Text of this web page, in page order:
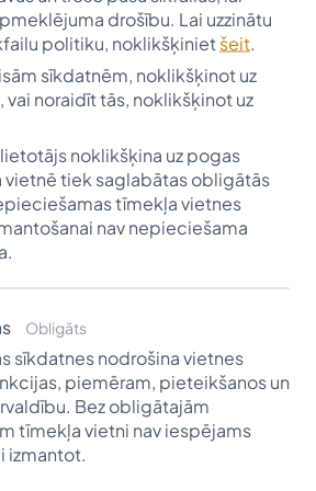
un Berndta Everts stipendiju
fondu papildina testamenta
ieskaitot 10 480 AUD. Ar Asjas
studijas uzsāks un turpinās
savulaik izteica
fondu un novēlēja šim mērķim
Austrālijas dolāru, uzticot to
lai īstenotos tas, par ko
jauniešos, ļaujot piepildīt
Viedu Šelliju.
drošību. Lai uzzinātu
politiku, noklikšķiniet šeit.
sīkdatnēm, noklikšķinot uz
vai noraidīt tās, noklikšķinot uz
noklikšķina uz pogas
vietnē tiek saglabātas obligātās
tīmekļa vietnes
nav nepieciešama
Obligāts
sīkdatnes nodrošina vietnes
piemēram, pieteikšanos un
Bez obligātajām
tīmekļa vietni nav iespējams
izmantot.